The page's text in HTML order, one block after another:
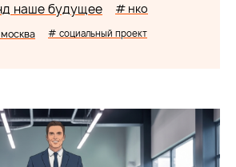
наше будущее # нко
# социальный проект